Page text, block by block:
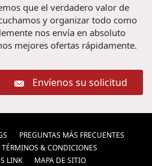
Tips (2) ,Descobir a
Vietnã (1) ,Pacote de
Prémio do Vietnã (1)
indochina (1) ,
(16) ,Excursões em
de viagens Camboja (1) ,Visitar
(12) ,Consejos de viaje a
,visitar hanoi (1) ,
Viajes a Vietnam
,culinária (1) ,
que el verdadero valor de
y organizar todo como
nos envía en absoluto
mejores ofertas rápidamente.
Envíenos su solicitud
PREGUNTAS MÁS FRECUENTES
TÉRMINOS & CONDICIONES
LINK MAPA DE SITIO